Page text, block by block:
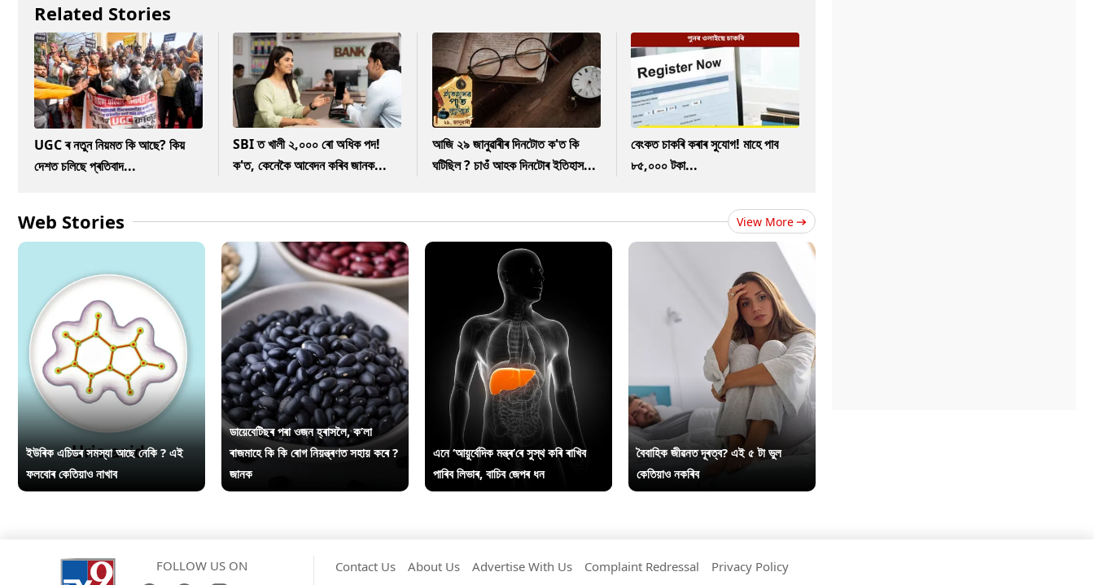
Related Stories
UGC ৰ নতুন নিয়মত কি আছে? কিয়
দেশত চলিছে প্ৰতিবাদ...
SBI ত খালী ২,০০০ ৰো অধিক পদ!
ক'ত, কেনেকৈ আবেদন কৰিব জানক...
আজি ২৯ জানুৱাৰীৰ দিনটোত ক'ত কি
ঘটিছিল ? চাওঁ আহক দিনটোৰ ইতিহাস...
বেংকত চাকৰি কৰাৰ সুযোগ! মাহে পাব
৮৫,০০০ টকা...
Web Stories View More
ইউৰিক এচিডৰ সমস্যা আছে নেকি ? এই
ফলবোৰ কেতিয়াও নাখাব
ডায়েবেটিছৰ পৰা ওজন হ্ৰাসলৈ, ক’লা
ৰাজমাহে কি কি ৰোগ নিয়ন্ত্ৰণত সহায় কৰে ?
জানক
এনে ‘আয়ুৰ্বেদিক মন্ত্ৰ’ৰে সুস্থ কৰি ৰাখিব
পাৰিব লিভাৰ, বাচিব জেপৰ ধন
বৈবাহিক জীৱনত দূৰত্ব? এই ৫ টা ভুল
কেতিয়াও নকৰিব
FOLLOW US ON Contact Us About Us Advertise With Us Complaint Redressal Privacy Policy